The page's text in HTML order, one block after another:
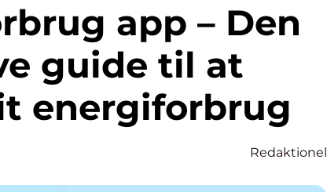
guide til at
energiforbrug
Redaktionel